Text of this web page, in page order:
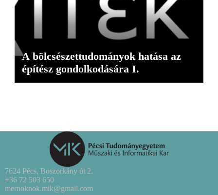
A bölcsészettudományok hatása az
építész gondolkodására I.
7624 Pécs, Boszorkány út 2.
+36 72 503 650
mernoknok.mik@gmail.com